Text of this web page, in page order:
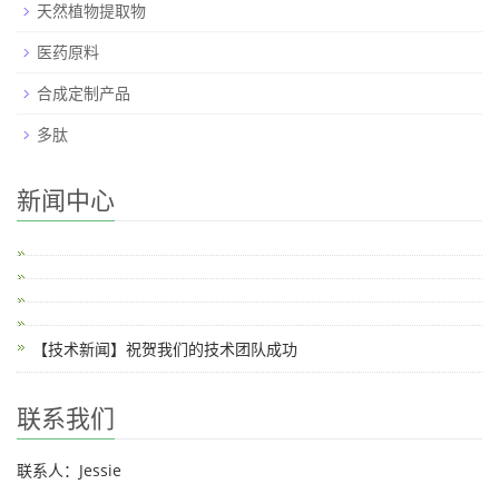
天然植物提取物
医药原料
合成定制产品
多肽
新闻中心
【技术新闻】祝贺我们的技术团队成功
联系我们
联系人：Jessie